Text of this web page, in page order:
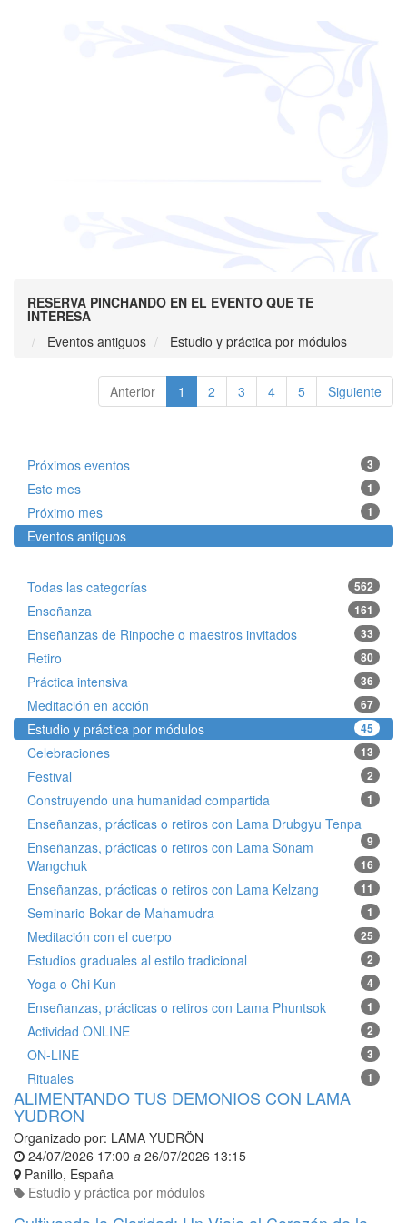
RESERVA PINCHANDO EN EL EVENTO QUE TE
INTERESA
Eventos antiguos
Estudio y práctica por módulos
Anterior 1 2 3 4 5 Siguiente
Próximos eventos 3
Este mes 1
Próximo mes 1
Eventos antiguos
Todas las categorías 562
Enseñanza 161
Enseñanzas de Rinpoche o maestros invitados 33
Retiro 80
Práctica intensiva 36
Meditación en acción 67
Estudio y práctica por módulos 45
Celebraciones 13
Festival 2
Construyendo una humanidad compartida 1
Enseñanzas, prácticas o retiros con Lama Drubgyu Tenpa
9
Enseñanzas, prácticas o retiros con Lama Sönam
Wangchuk
16
Enseñanzas, prácticas o retiros con Lama Kelzang 11
Seminario Bokar de Mahamudra 1
Meditación con el cuerpo 25
Estudios graduales al estilo tradicional 2
Yoga o Chi Kun 4
Enseñanzas, prácticas o retiros con Lama Phuntsok 1
Actividad ONLINE 2
ON-LINE 3
Rituales 1
ALIMENTANDO TUS DEMONIOS CON LAMA
YUDRON
Organizado por: LAMA YUDRÖN
24/07/2026 17:00 a 26/07/2026 13:15
Panillo, España
Estudio y práctica por módulos